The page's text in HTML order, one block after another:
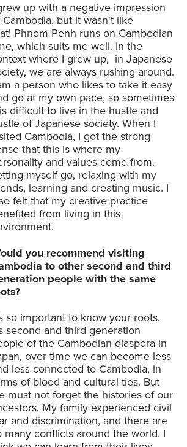
up with a negative impression
Cambodia, but it wasn't like
Phnom Penh runs on Cambodian
which suits me well. In the
where I grew up, in Japanese
we are always rushing around.
a person who likes to take it easy
go at my own pace, so sometimes
difficult to live in the hustle and
of Japanese society. When I
Cambodia, I got the strong
that this is where my
and values come from.
myself go, relaxing with my
learning and creating music. I
felt that my creative practice
from living in this
you recommend visiting
to other second and third
people with the same
so important to know your roots.
second and third generation
of the Cambodian diaspora in
over time we can become less
less connected to Cambodia, in
of blood and cultural ties. But
must not forget the histories of our
My family experienced civil
and discrimination, and there are
many conflicts around the world. I